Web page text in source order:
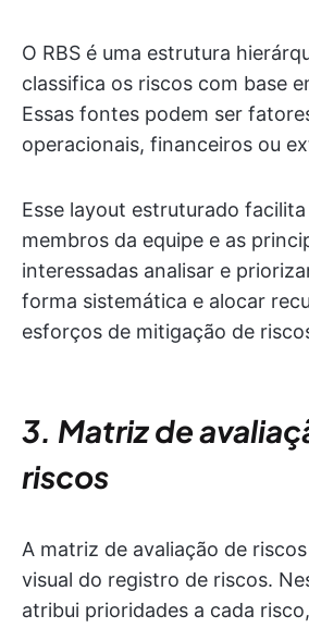
O RBS é uma estrutura
classifica os riscos com base
Essas fontes podem ser
operacionais, financeiros ou
Esse layout estruturado
membros da equipe e as
interessadas analisar e
forma sistemática e alocar
esforços de mitigação de
3. Matriz de
riscos
A matriz de avaliação de
visual do registro de riscos.
atribui prioridades a cada